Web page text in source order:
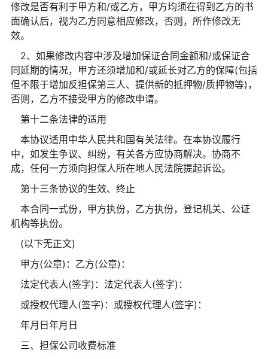
修改是否有利于甲方和/或乙方，甲方均须在得到乙方的书
面确认后，视为乙方同意相应修改，否则，所作修改无
效。
2、如果修改内容中涉及增加保证合同金额和/或保证合
同延期的情况，甲方还须增加和/或延长对乙方的保障(包括
但不限于增加反担保第三人、提供新的抵押物/质押物等)，
否则，乙方不接受甲方的修改申请。
第十二条法律的适用
本协议适用中华人民共和国有关法律。在本协议履行
中，如发生争议、纠纷，有关各方应协商解决。协商不
成，任何一方须向担保人所在地人民法院提起诉讼。
第十三条协议的生效、终止
本合同一式份，甲方执份，乙方执份，登记机关、公证
机构等执份。
(以下无正文)
甲方(公章)：乙方(公章)：
法定代表人(签字)：法定代表人(签字)：
或授权代理人(签字)：或授权代理人(签字)：
年月日年月日
三、担保公司收费标准